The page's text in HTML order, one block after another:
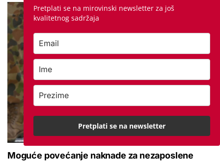
Moguće povećanje naknade za nezaposlene
Pretplati se na mirovinski newsletter za još
kvalitetnog sadržaja
Pretplati se na newsletter